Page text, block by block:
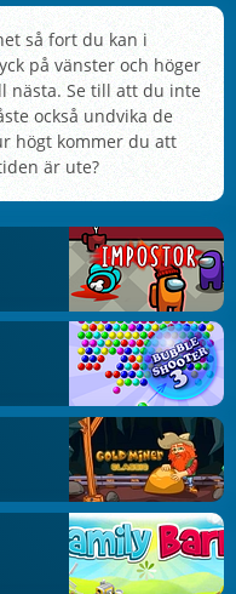
så fort du kan i
på vänster och höger
nästa. Se till att du inte
också undvika de
högt kommer du att
är ute?